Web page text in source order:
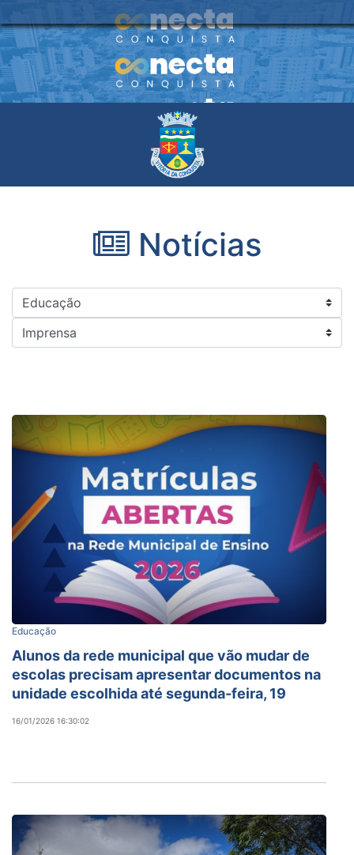
Notícias
Educação
Alunos da rede municipal que vão mudar de
escolas precisam apresentar documentos na
unidade escolhida até segunda-feira, 19
16/01/2026 16:30:02